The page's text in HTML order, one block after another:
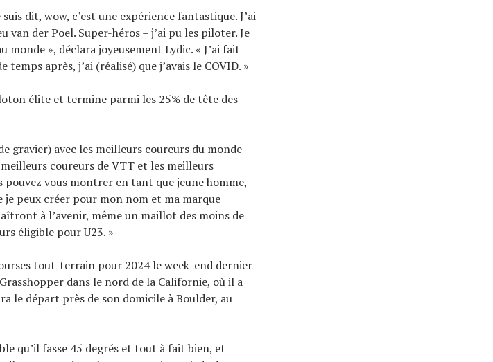
dit, wow, c’est une expérience fantastique. J’ai
van der Poel. Super-héros – j’ai pu les piloter. Je
monde », déclara joyeusement Lydic. « J’ai fait
après, j’ai (réalisé) que j’avais le COVID. »
élite et termine parmi les 25% de tête des
gravier) avec les meilleurs coureurs du monde –
coureurs de VTT et les meilleurs
pouvez vous montrer en tant que jeune homme,
je peux créer pour mon nom et ma marque
à l’avenir, même un maillot des moins de
éligible pour U23. »
tout-terrain pour 2024 le week-end dernier
dans le nord de la Californie, où il a
le départ près de son domicile à Boulder, au
qu’il fasse 45 degrés et tout à fait bien, et